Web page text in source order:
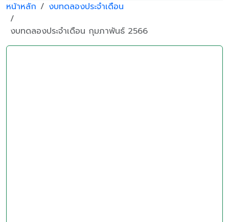
หน้าหลัก
งบทดลองประจำเดือน
งบทดลองประจำเดือน กุมภาพันธ์ 2566